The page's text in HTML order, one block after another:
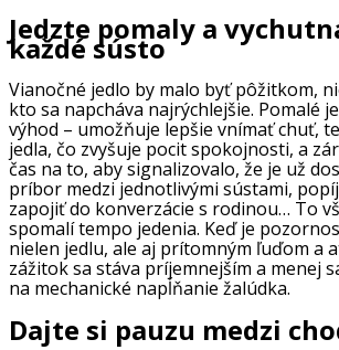
Jedzte pomaly a
každé sústo
Vianočné jedlo by malo byť pôžitkom,
kto sa napcháva najrýchlejšie. Pomalé
výhod – umožňuje lepšie vnímať chuť,
jedla, čo zvyšuje pocit spokojnosti, a
čas na to, aby signalizovalo, že je už
príbor medzi jednotlivými sústami,
zapojiť do konverzácie s rodinou… To
spomalí tempo jedenia. Keď je
nielen jedlu, ale aj prítomným ľuďom a
zážitok sa stáva príjemnejším a menej
na mechanické napĺňanie žalúdka.
Dajte si pauzu medzi